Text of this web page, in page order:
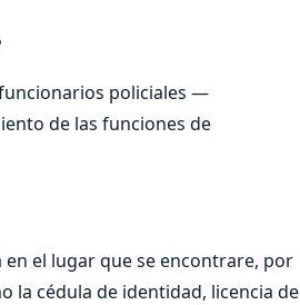
policiales —
de las funciones de
el lugar que se encontrare, por
la cédula de identidad, licencia de